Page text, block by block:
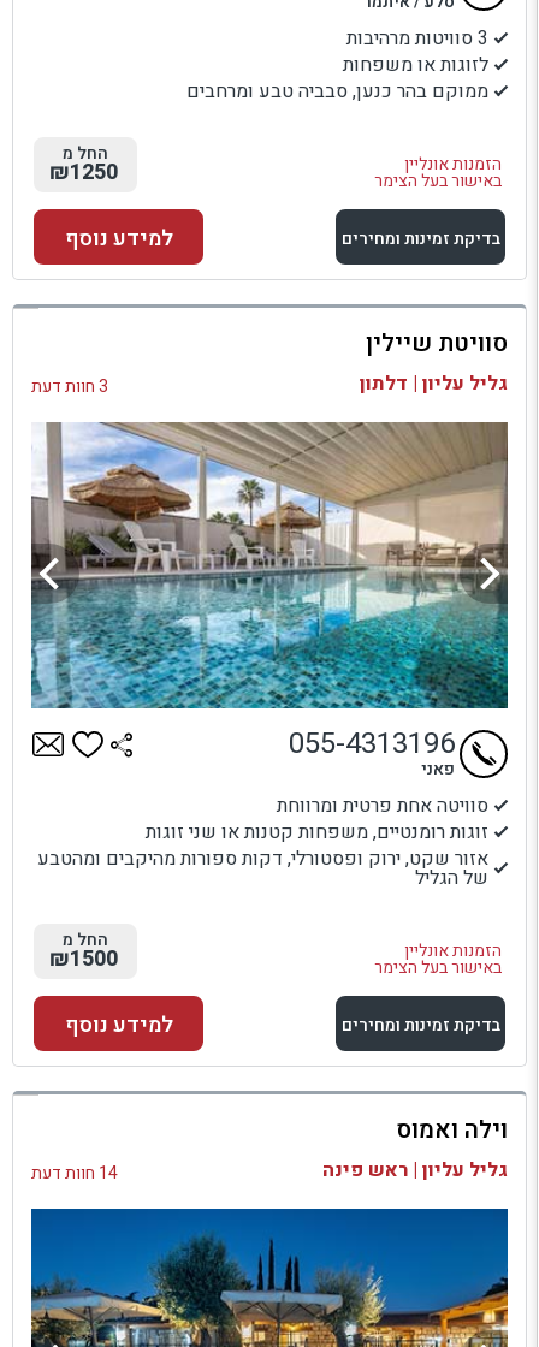
3 סוויטות מרהיבות
לזוגות או משפחות
ממוקם בהר כנען, סבביה טבע ומרחבים
הזמנות אונליין
באישור בעל הצימר
החל מ
₪1250
בדיקת זמינות ומחירים
למתחם זה
בדיקת זמינות ומחירים
למידע נוסף
סוויטת שיילין
גליל עליון | דלתון 3 חוות דעת
סוויטה אחת פרטית ומרווחת
זוגות רומנטיים, משפחות קטנות או שני זוגות
אזור שקט, ירוק ופסטורלי, דקות ספורות מהיקבים ומהטבע
של הגליל
הזמנות אונליין
באישור בעל הצימר
055-4313196
פאני
החל מ
₪1500
בדיקת זמינות ומחירים
למתחם זה
בדיקת זמינות ומחירים
למידע נוסף
וילה ואמוס
גליל עליון | ראש פינה 14 חוות דעת